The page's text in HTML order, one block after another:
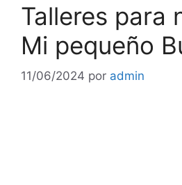
Talleres para
Mi pequeño
11/06/2024 por admin